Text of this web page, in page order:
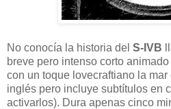
No conocía la historia del S-IVB
breve pero intenso corto
con un toque lovecraftiano la
inglés pero incluye subtítulos en
activarlos). Dura apenas cinco